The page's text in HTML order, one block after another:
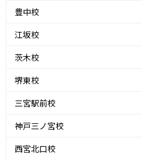
豊中校
江坂校
茨木校
堺東校
三宮駅前校
神戸三ノ宮校
西宮北口校